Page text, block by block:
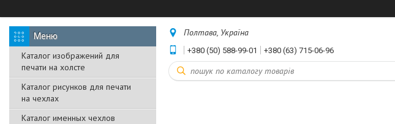
Каталог изображений для
печати на холсте
Каталог рисунков для печати
на чехлах
Каталог именных чехлов
Полтава, Україна
+380 (50) 588-99-01 +380 (63) 715-06-96